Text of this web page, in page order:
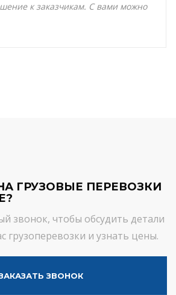
к заказчикам. С вами можно
ГРУЗОВЫЕ ПЕРЕВОЗКИ
звонок, чтобы обсудить детали
грузоперевозки и узнать цены.
ЗВОНОК